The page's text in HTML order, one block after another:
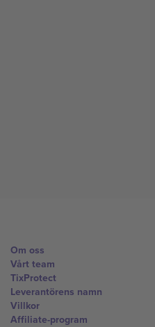
Om oss
Vårt team
TixProtect
Leverantörens namn
Villkor
Affiliate-program